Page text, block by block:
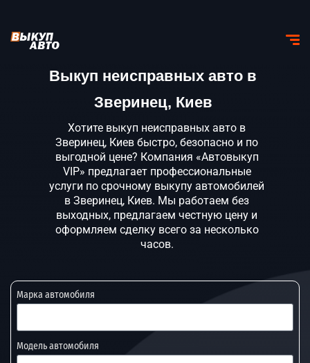
Выкуп неисправных авто в
Зверинец, Киев
Хотите выкуп неисправных авто в
Зверинец, Киев быстро, безопасно и по
выгодной цене? Компания «Автовыкуп
VIP» предлагает профессиональные
услуги по срочному выкупу автомобилей
в Зверинец, Киев. Мы работаем без
выходных, предлагаем честную цену и
оформляем сделку всего за несколько
часов.
Марка автомобиля
Модель автомобиля